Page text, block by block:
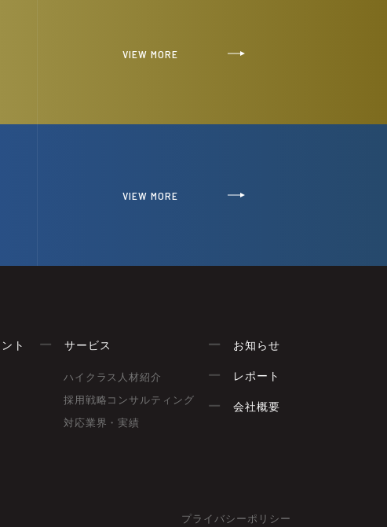
VIEW MORE
VIEW MORE
ト サービス
ハイクラス人材紹介
採用戦略コンサルティング
対応業界・実績
お知らせ
レポート
会社概要
プライバシーポリシー